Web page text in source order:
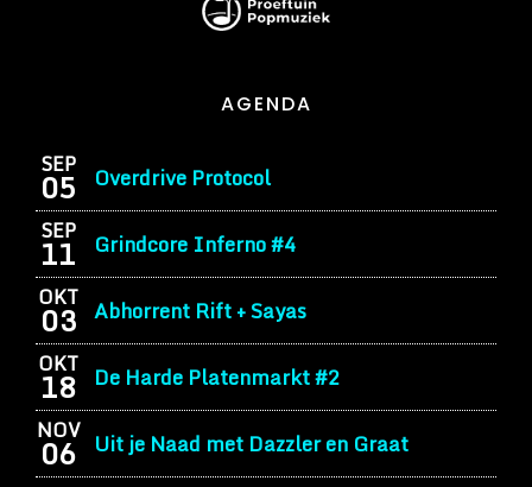
AGENDA
SEP
05 Overdrive Protocol
SEP
11 Grindcore Inferno #4
OKT
03 Abhorrent Rift + Sayas
OKT
18 De Harde Platenmarkt #2
NOV
06 Uit je Naad met Dazzler en Graat